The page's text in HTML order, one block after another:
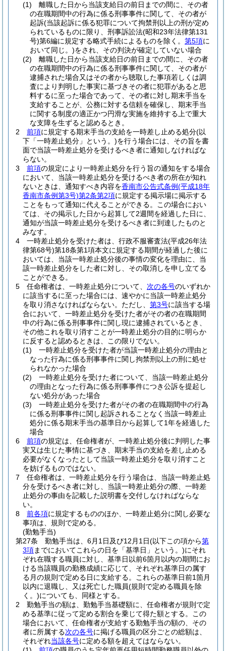
(1)
離職した日から当該支給日の前日までの間に、その者
の在職期間中の行為に係る刑事事件に関して、その者が
起訴(当該起訴に係る犯罪について拘禁刑以上の刑が定め
られているものに限り、刑事訴訟法(昭和23年法律第131
号)第6編に規定する略式手続によるものを除く。 第5項に
おいて同じ。)をされ、その判決が確定していない場合
(2)
離職した日から当該支給日の前日までの間に、その者
の在職期間中の行為に係る刑事事件に関して、その者が
逮捕された場合又はその者から聴取した事項若しくは調
査により判明した事実に基づきその者に犯罪があると思
料するに至った場合であって、その者に対し期末手当を
支給することが、公務に対する信頼を確保し、期末手当
に関する制度の適正かつ円滑な実施を維持する上で重大
な支障を生ずると認めるとき。
2
前項に規定する期末手当の支給を一時差し止める処分(以
下「一時差止処分」という。)を行う場合には、その旨を書
面で当該一時差止処分を受けるべき者に通知しなければな
らない。
3
前項の規定により一時差止処分を行う旨の通知をする場合
において、当該一時差止処分を受けるべき者の所在が知れ
ないときは、通知すべき内容を香南市公告式条例(平成18年
香南市条例第3号)第2条第2項に規定する掲示場に掲示する
ことをもって通知に代えることができる。
この場合におい
ては、その掲示した日から起算して2週間を経過した日に、
通知が当該一時差止処分を受けるべき者に到達したものと
みなす。
4
一時差止処分を受けた者は、行政不服審査法(平成26年法
律第68号)第18条第1項本文に規定する期間が経過した後に
おいては、当該一時差止処分後の事情の変化を理由に、当
該一時差止処分をした者に対し、その取消しを申し立てる
ことができる。
5
任命権者は、一時差止処分について、 次の各号のいずれか
に該当するに至った場合には、速やかに当該一時差止処分
を取り消さなければならない。 ただし、 第3号に該当する場
合において、一時差止処分を受けた者がその者の在職期間
中の行為に係る刑事事件に関し現に逮捕されているとき、
その他これを取り消すことが一時差止処分の目的に明らか
に反すると認めるときは、この限りでない。
(1)
一時差止処分を受けた者が当該一時差止処分の理由と
なった行為に係る刑事事件に関し拘禁刑以上の刑に処せ
られなかった場合
(2)
一時差止処分を受けた者について、当該一時差止処分
の理由となった行為に係る刑事事件につき公訴を提起し
ない処分があった場合
(3)
一時差止処分を受けた者がその者の在職期間中の行為
に係る刑事事件に関し起訴されることなく当該一時差止
処分に係る期末手当の基準日から起算して1年を経過した
場合
6
前項の規定は、任命権者が、一時差止処分後に判明した事
実又は生じた事情に基づき、期末手当の支給を差し止める
必要がなくなったとして当該一時差止処分を取り消すこと
を妨げるものではない。
7
任命権者は、一時差止処分を行う場合は、当該一時差止処
分を受けるべき者に対し、当該一時差止処分の際、一時差
止処分の事由を記載した説明書を交付しなければならな
い。
8
前各項に規定するもののほか、一時差止処分に関し必要な
事項は、規則で定める。
(勤勉手当)
第27条
勤勉手当は、6月1日及び12月1日(以下この項から第
3項までにおいてこれらの日を「基準日」という。)にそれ
ぞれ在職する職員に対し、基準日以前6箇月以内の期間にお
ける当該職員の勤務成績に応じて、それぞれ基準日の属す
る月の規則で定める日に支給する。
これらの基準日前1箇月
以内に退職し、又は死亡した職員(規則で定める職員を除
く。)についても、同様とする。
2
勤勉手当の額は、勤勉手当基礎額に、任命権者が規則で定
める基準に従って定める割合を乗じて得た額とする。
この
場合において、任命権者が支給する勤勉手当の額の、その
者に所属する次の各号に掲げる職員の区分ごとの総額は、
それぞれ当該各号に定める額を超えてはならない。